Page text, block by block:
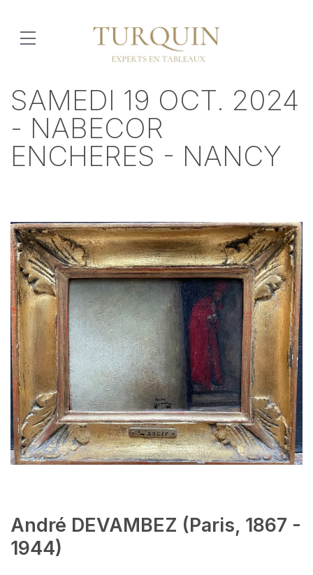
SAMEDI 19 OCT. 2024
- NABECOR
ENCHERES - NANCY
André DEVAMBEZ (Paris, 1867 -
1944)